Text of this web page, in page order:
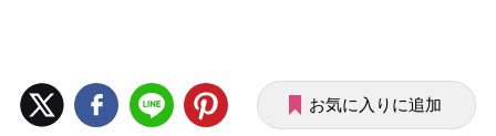
お気に入りに追加